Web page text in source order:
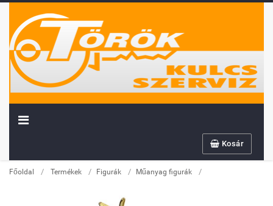
Kosár
Főoldal / Termékek / Figurák / Műanyag figurák /
Továbbiakban az info@sportserleg.hu
címre várjuk kedves régi és új ügyfeleink
megrendeléseit.